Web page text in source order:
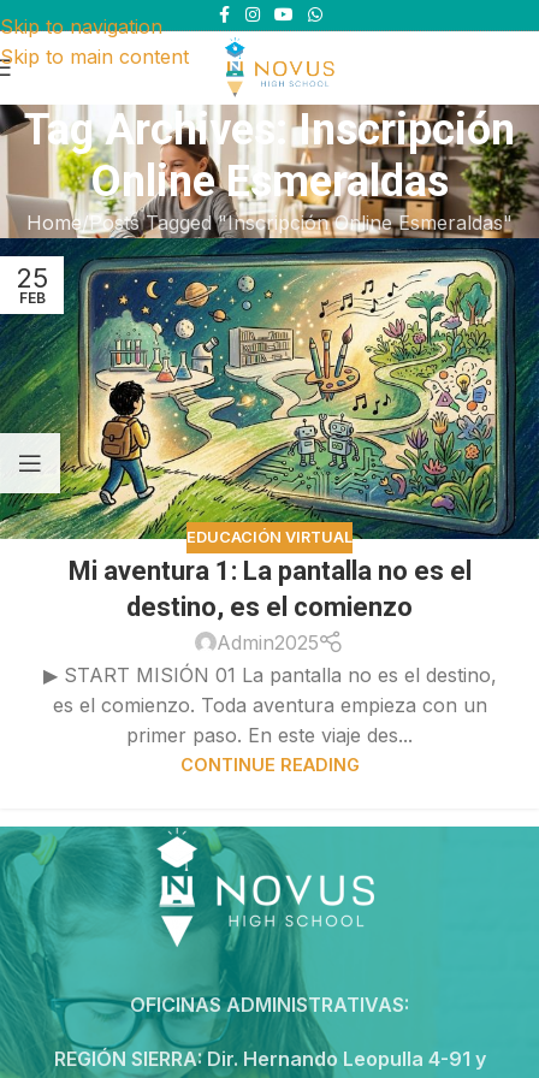
Skip to navigation
Skip to main content
Tag Archives: Inscripción
Online Esmeraldas
Home Posts Tagged "Inscripción Online Esmeraldas"
25
FEB
EDUCACIÓN VIRTUAL
Mi aventura 1: La pantalla no es el
destino, es el comienzo
Admin2025
▶ START MISIÓN 01 La pantalla no es el destino,
es el comienzo. Toda aventura empieza con un
primer paso. En este viaje des...
CONTINUE READING
OFICINAS ADMINISTRATIVAS:
REGIÓN SIERRA:Dir. Hernando Leopulla 4-91 y